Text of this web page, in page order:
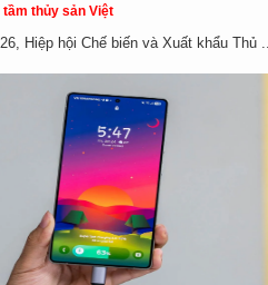
thủy sản Việt
Hiệp hội Chế biến và Xuất khẩu Thủ ...